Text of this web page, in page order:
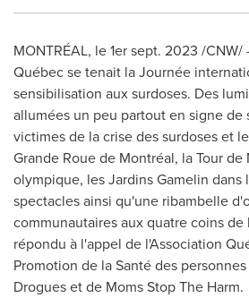
MONTRÉAL, le 1ersept. 2023 /CNW/
Québec se tenait la Journée
sensibilisation aux surdoses. Des
allumées un peu partout en signe de
victimes de la crise des surdoses et
Grande Roue de Montréal, la Tour
olympique, les Jardins Gamelin dans
spectacles ainsi qu'une ribambelle
communautaires aux quatre coins
répondu à l'appel de l'Association
Promotion de la Santé des
Drogues et de Moms Stop The Harm.